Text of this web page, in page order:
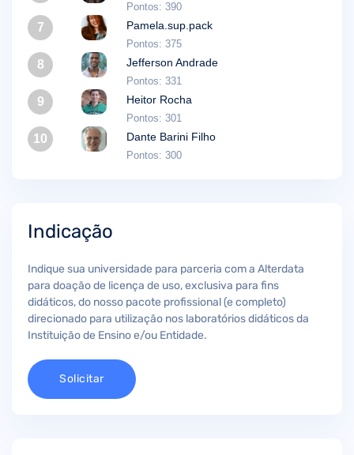
Pontos: 390
7 Pamela.sup.pack
Pontos: 375
8 Jefferson Andrade
Pontos: 331
9 Heitor Rocha
Pontos: 301
10 Dante Barini Filho
Pontos: 300
Indicação
Indique sua universidade para parceria com a Alterdata
para doação de licença de uso, exclusiva para fins
didáticos, do nosso pacote profissional (e completo)
direcionado para utilização nos laboratórios didáticos da
Instituição de Ensino e/ou Entidade.
Solicitar